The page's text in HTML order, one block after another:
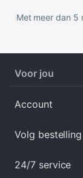
Met meer dan 5
Voor jou
Account
Volg bestelling
24/7 service